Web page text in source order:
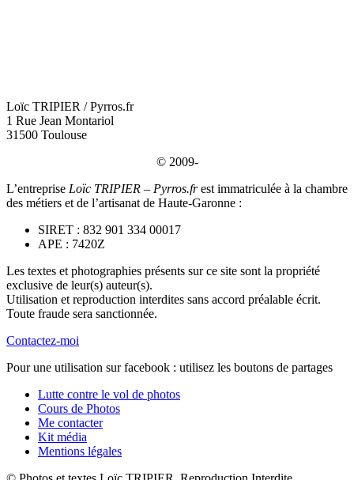
Loïc TRIPIER / Pyrros.fr
1 Rue Jean Montariol
31500 Toulouse
© 2009-
L’entreprise Loïc TRIPIER – Pyrros.frest immatriculée à la chambre
des métiers et de l’artisanat de Haute-Garonne :
SIRET : 832 901 334 00017
APE : 7420Z
Les textes et photographies présents sur ce site sont la propriété
exclusive de leur(s) auteur(s).
Utilisation et reproduction interdites sans accord préalable écrit.
Toute fraude sera sanctionnée.
Contactez-moi
Pour une utilisation sur facebook : utilisez les boutons de partages
Lutte contre le vol de photos
Cours de Photos
Me contacter
Kit média
Mentions légales